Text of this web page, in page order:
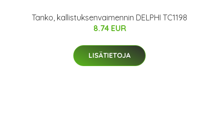
Tanko, kallistuksenvaimennin DELPHI TC1198
8.74 EUR
LISÄTIETOJA